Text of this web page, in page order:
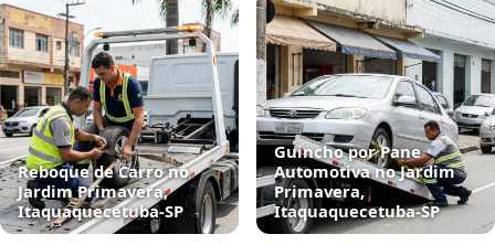
Reboque de Carro no
Jardim Primavera,
Itaquaquecetuba‑SP
Guincho por Pane
Automotiva no Jardim
Primavera,
Itaquaquecetuba‑SP